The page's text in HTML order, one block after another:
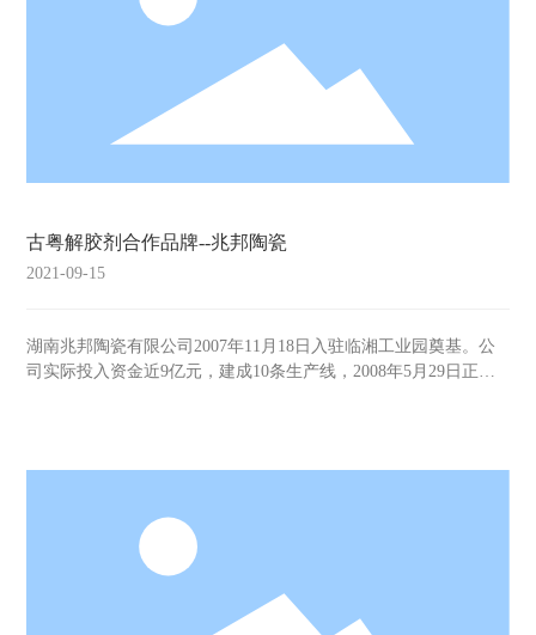
古粤解胶剂合作品牌--兆邦陶瓷
2021-09-15
湖南兆邦陶瓷有限公司2007年11月18日入驻临湘工业园奠基。公
司实际投入资金近9亿元，建成10条生产线，2008年5月29日正式